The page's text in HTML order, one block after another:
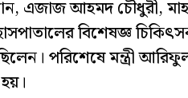
এজাজ আহমদ চৌধুরী,
বিশেষজ্ঞ
পরিশেষে মন্ত্রী